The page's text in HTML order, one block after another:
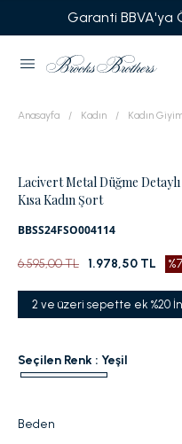
Garanti BBVA'ya
Anasayfa Kadın Kadın
Lacivert Metal Düğme Detaylı
Kısa Kadın Şort
BBSS24FSO004114
6.595,00 TL 1.978,50 TL
2 ve üzeri sepette ek %20
Seçilen Renk : Yeşil
Beden